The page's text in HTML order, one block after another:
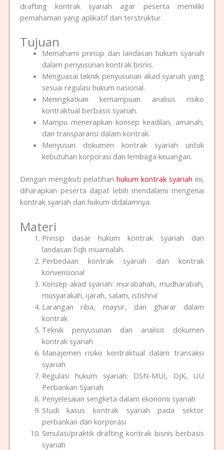
drafting kontrak syariah agar peserta memiliki
pemahaman yang aplikatif dan terstruktur.
Tujuan
Memahami prinsip dan landasan hukum syariah
dalam penyusunan kontrak bisnis.
Menguasai teknik penyusunan akad syariah yang
sesuai regulasi hukum nasional.
Meningkatkan kemampuan analisis risiko
kontraktual berbasis syariah.
Mampu menerapkan konsep keadilan, amanah,
dan transparansi dalam kontrak.
Menyusun dokumen kontrak syariah untuk
kebutuhan korporasi dan lembaga keuangan.
Dengan mengikuti pelatihan hukum kontrak syariah ini,
diharapkan peserta dapat lebih mendalami mengenai
kontrak syariah dan hukum didalamnya.
Materi
Prinsip dasar hukum kontrak syariah dan
landasan fiqh muamalah
Perbedaan kontrak syariah dan kontrak
konvensional
Konsep akad syariah: murabahah, mudharabah,
musyarakah, ijarah, salam, istishna’
Larangan riba, maysir, dan gharar dalam
kontrak
Teknik penyusunan dan analisis dokumen
kontrak syariah
Manajemen risiko kontraktual dalam transaksi
syariah
Regulasi hukum syariah: DSN-MUI, OJK, UU
Perbankan Syariah
Penyelesaian sengketa dalam ekonomi syariah
Studi kasus kontrak syariah pada sektor
perbankan dan korporasi
Simulasi/praktik drafting kontrak bisnis berbasis
syariah